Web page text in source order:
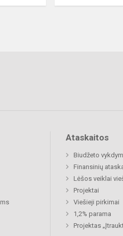
Ataskaitos
Biudžeto
Finansinių
Lėšos veiklai
Projektai
Viešieji pirkimai
1,2% parama
Projektas